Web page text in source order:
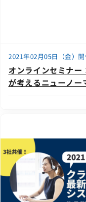
2021年02月05日（金）
オンラインセミナ
が考えるニューノー
ー」、2月5日（金）